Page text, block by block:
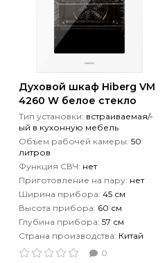
Духовой шкаф Hiberg VM
4260 W белое стекло
Тип установки: встраиваемая/-
ый в кухонную мебель
Объем рабочей камеры: 50
литров
Функция СВЧ: нет
Приготовление на пару: нет
Ширина прибора: 45 см
Высота прибора: 60 см
Глубина прибора: 57 см
Страна производства: Китай
0